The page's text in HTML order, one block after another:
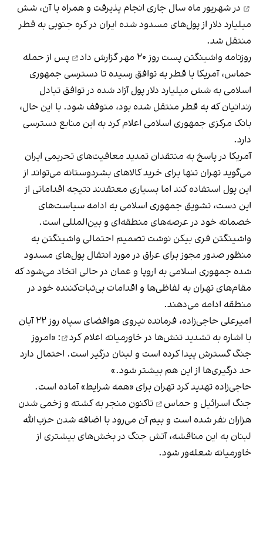
در شهریور ماه سال جاری انجام پذیرفت و همراه با آن، شش
میلیارد دلار از پول‌های مسدود شده ایران در کره جنوبی به قطر
منتقل شد.
روزنامه واشینگتن‌ پست روز ۲۰ مهر
گزارش داد
پس از حمله
حماس، آمریکا با قطر به توافق رسیده‌ تا دسترسی جمهوری
اسلامی به شش میلیارد دلار پول آزاد شده در توافق تبادل
زندانیان که به قطر منتقل شده بود، متوقف شود. با این حال،
بانک مرکزی جمهوری اسلامی اعلام کرد به این منابع دسترسی
دارد.
آمریکا در پاسخ به منتقدان تمدید معافیت‌های تحریمی ایران
می‌گوید تهران تنها برای خرید کالاهای بشردوستانه می‌تواند از
این پول استفاده کند اما بسیاری معتقدند نتیجه اقداماتی از
این دست، تشویق جمهوری اسلامی به ادامه سیاست‌های
خصمانه خود در عرصه‌های منطقه‌ای و بین‌المللی است.
واشینگتن فری‌ بیکن نوشت تصمیم احتمالی واشینگتن به
منظور صدور مجوز برای عراق در مورد انتقال پول‌های مسدود
شده جمهوری اسلامی به اروپا و عمان در حالی اتخاد می‌شود که
مقام‌های تهران به لفاظی‌ها و اقدامات بی‌ثبات‌کننده خود در
منطقه ادامه می‌دهند.
امیرعلی حاجی‌زاده، فرمانده نیروی هوافضای سپاه روز ۲۲ آبان
با اشاره به تشدید تنش‌ها در خاورمیانه اعلام کرد
: «امروز
جنگ گسترش پیدا کرده است و لبنان درگیر است. احتمال دارد
حد درگیری‌ها از این هم بیشتر شود.»
حاجی‌زاده تهدید کرد تهران برای «همه شرایط» آماده است.
جنگ اسرائیل و حماس
تاکنون منجر به کشته و زخمی شدن
هزاران نفر شده است و بیم آن می‌رود با اضافه شدن حزب‌الله
لبنان به این مناقشه، آتش جنگ در بخش‌های بیشتری از
خاورمیانه شعله‌ور شود.